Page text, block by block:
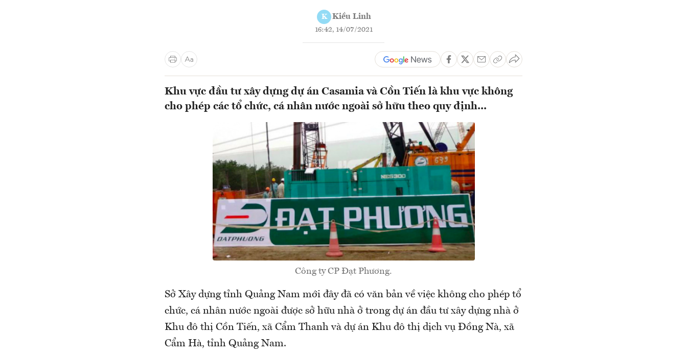
K Kiều Linh
16:42, 14/07/2021
Khu vực đầu tư xây dựng dự án Casamia và Cồn Tiến là khu vực không
cho phép các tổ chức, cá nhân nước ngoài sở hữu theo quy định...
Công ty CP Đạt Phương.
Sở Xây dựng tỉnh Quảng Nam mới đây đã có văn bản về việc không cho phép tổ
chức, cá nhân nước ngoài được sở hữu nhà ở trong dự án đầu tư xây dựng nhà ở
Khu đô thị Cồn Tiến, xã Cẩm Thanh và dự án Khu đô thị dịch vụ Đồng Nà, xã
Cẩm Hà, tỉnh Quảng Nam.